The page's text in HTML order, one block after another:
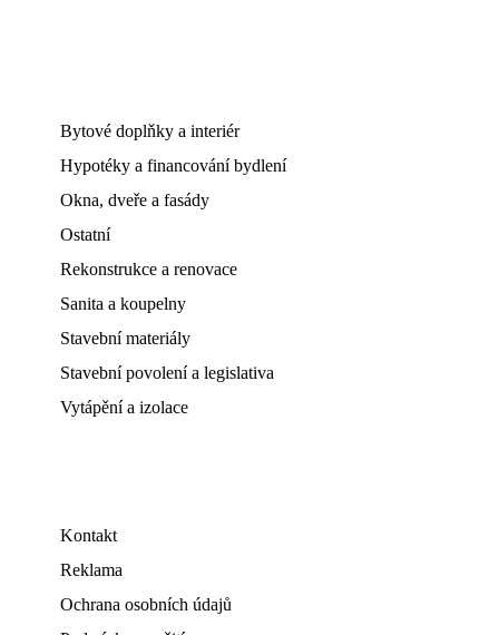
Bytové doplňky a interiér
Hypotéky a financování bydlení
Okna, dveře a fasády
Ostatní
Rekonstrukce a renovace
Sanita a koupelny
Stavební materiály
Stavební povolení a legislativa
Vytápění a izolace
Kontakt
Reklama
Ochrana osobních údajů